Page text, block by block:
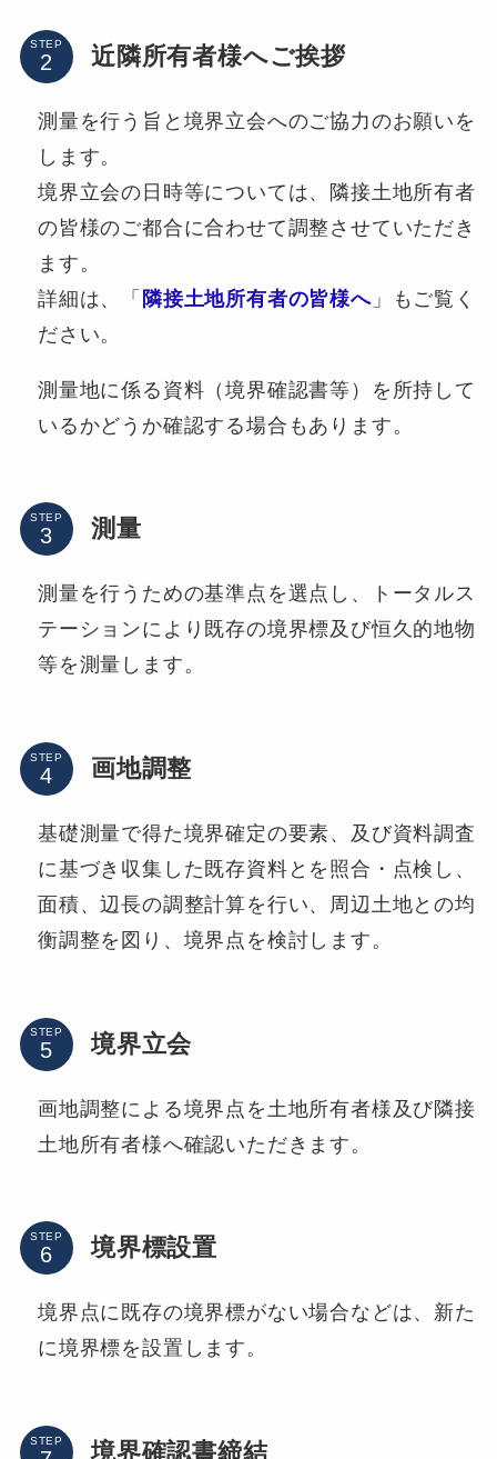
STEP 近隣所有者様へご挨拶
測量を行う旨と境界立会へのご協力のお願いを
します。
境界立会の日時等については、隣接土地所有者
の皆様のご都合に合わせて調整させていただき
ます。
詳細は、「 隣接土地所有者の皆様へ」もご覧く
ださい。
測量地に係る資料（境界確認書等）を所持して
いるかどうか確認する場合もあります。
STEP 測量
測量を行うための基準点を選点し、トータルス
テーションにより既存の境界標及び恒久的地物
等を測量します。
STEP 画地調整
基礎測量で得た境界確定の要素、及び資料調査
に基づき収集した既存資料とを照合・点検し、
面積、辺長の調整計算を行い、周辺土地との均
衡調整を図り、境界点を検討します。
STEP 境界立会
画地調整による境界点を土地所有者様及び隣接
土地所有者様へ確認いただきます。
STEP 境界標設置
境界点に既存の境界標がない場合などは、新た
に境界標を設置します。
STEP 境界確認書締結